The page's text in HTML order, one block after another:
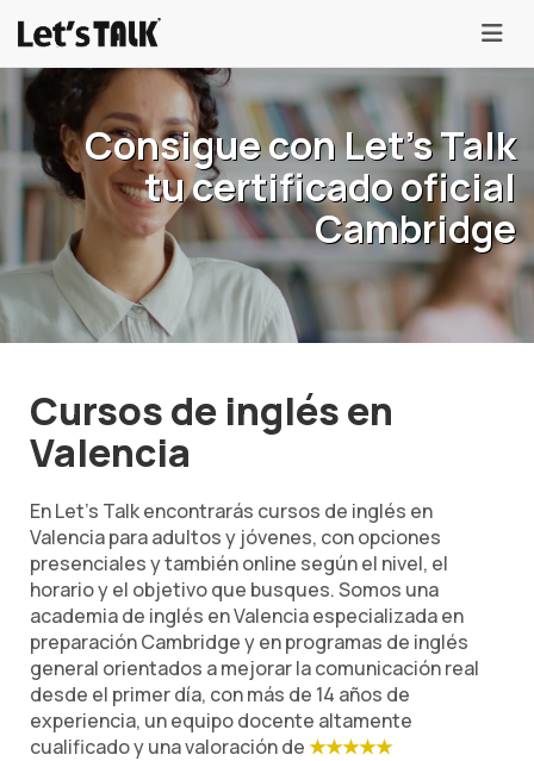
menu
Consigue con Let's Talk
tu certificado oficial
Cambridge
Cursos de inglés en
Valencia
En Let's Talk encontrarás cursos de inglés en
Valencia para adultos y jóvenes, con opciones
presenciales y también online según el nivel, el
horario y el objetivo que busques. Somos una
academia de inglés en Valencia especializada en
preparación Cambridge y en programas de inglés
general orientados a mejorar la comunicación real
desde el primer día, con más de 14 años de
experiencia, un equipo docente altamente
cualificado y una valoración de★★★★★